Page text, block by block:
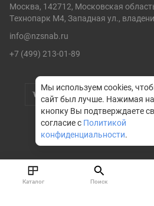
Москва, 142712, Московская
Технопарк М4, Западная ул.,
info@nzsnab.ru
+7 (499) 213-01-89
Мы используем cookies,
сайт был лучше. Нажимая на
кнопку Вы подтверждаете
согласие с Политикой
конфиденциальности.
© НЗСНАБ 2004-2026
Каталог Поиск